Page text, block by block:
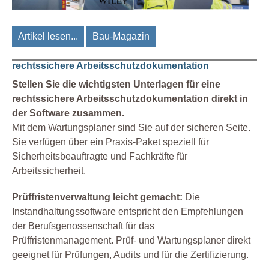
Artikel lesen... Bau-Magazin
rechtssichere Arbeitsschutzdokumentation
Stellen Sie die wichtigsten Unterlagen für eine
rechtssichere Arbeitsschutzdokumentation direkt in
der Software zusammen.
Mit dem Wartungsplaner sind Sie auf der sicheren Seite.
Sie verfügen über ein Praxis-Paket speziell für
Sicherheitsbeauftragte und Fachkräfte für
Arbeitssicherheit.
Prüffristenverwaltung leicht gemacht: Die
Instandhaltungssoftware entspricht den Empfehlungen
der Berufsgenossenschaft für das
Prüffristenmanagement. Prüf- und Wartungsplaner direkt
geeignet für Prüfungen, Audits und für die Zertifizierung.